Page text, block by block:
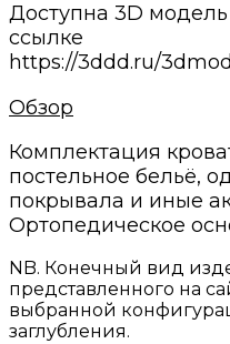
Доступна 3D
ссылке
https://3ddd.ru/
Обзор
Комплектация
постельное бельё,
покрывала и иные
Ортопедическое
NB. Конечный вид
представленного на
выбранной
заглубления.